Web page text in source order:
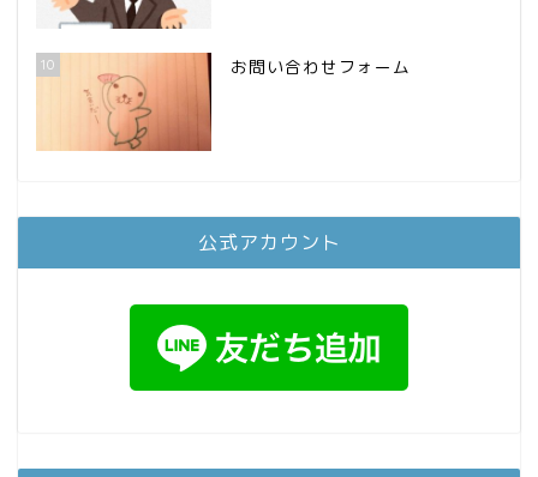
10 お問い合わせフォーム
公式アカウント